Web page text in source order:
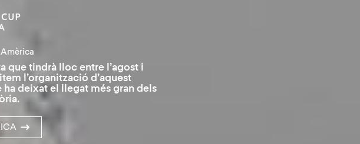
que tindrà lloc entre l’agost i
l’organització d’aquest
deixat el llegat més gran dels